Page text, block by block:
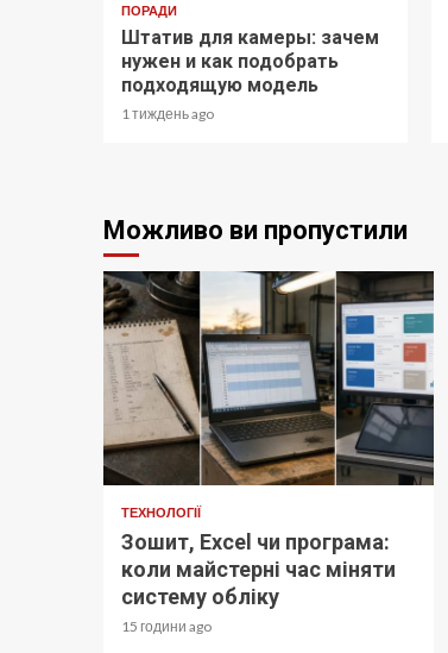
ПОРАДИ
Штатив для камеры: зачем
нужен и как подобрать
подходящую модель
1 тиждень ago
Можливо ви пропустили
ТЕХНОЛОГІЇ
Зошит, Excel чи програма:
коли майстерні час міняти
систему обліку
15 години ago